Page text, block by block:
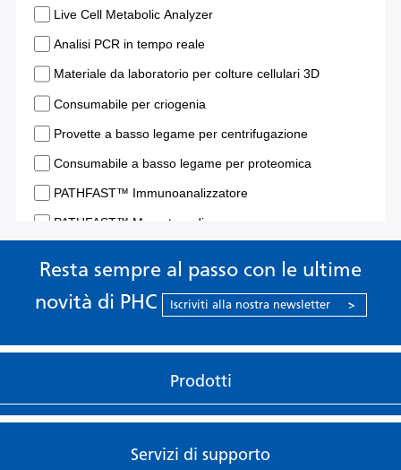
Resta sempre al passo con le ultime
novità di PHC
Iscriviti alla nostra newsletter >
Prodotti
Servizi di supporto